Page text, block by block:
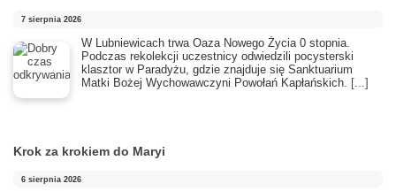
7 sierpnia 2026
​W Lubniewicach trwa Oaza Nowego Życia 0 stopnia.
Podczas rekolekcji uczestnicy odwiedzili pocysterski
klasztor w Paradyżu, gdzie znajduje się Sanktuarium
Matki Bożej Wychowawczyni Powołań Kapłańskich. [...]
Krok za krokiem do Maryi
6 sierpnia 2026